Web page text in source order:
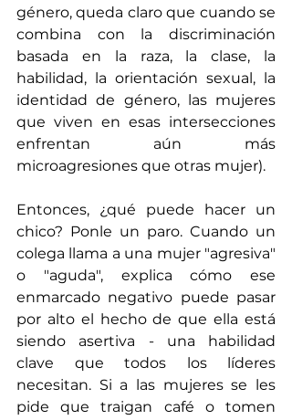
género, queda claro que cuando se
combina con la discriminación
basada en la raza, la clase, la
habilidad, la orientación sexual, la
identidad de género, las mujeres
que viven en esas intersecciones
enfrentan aún más
microagresiones que otras mujer).
Entonces, ¿qué puede hacer un
chico? Ponle un paro. Cuando un
colega llama a una mujer "agresiva"
o "aguda", explica cómo ese
enmarcado negativo puede pasar
por alto el hecho de que ella está
siendo asertiva - una habilidad
clave que todos los líderes
necesitan. Si a las mujeres se les
pide que traigan café o tomen